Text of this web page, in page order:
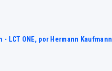
LCT ONE, por Hermann Kaufmann